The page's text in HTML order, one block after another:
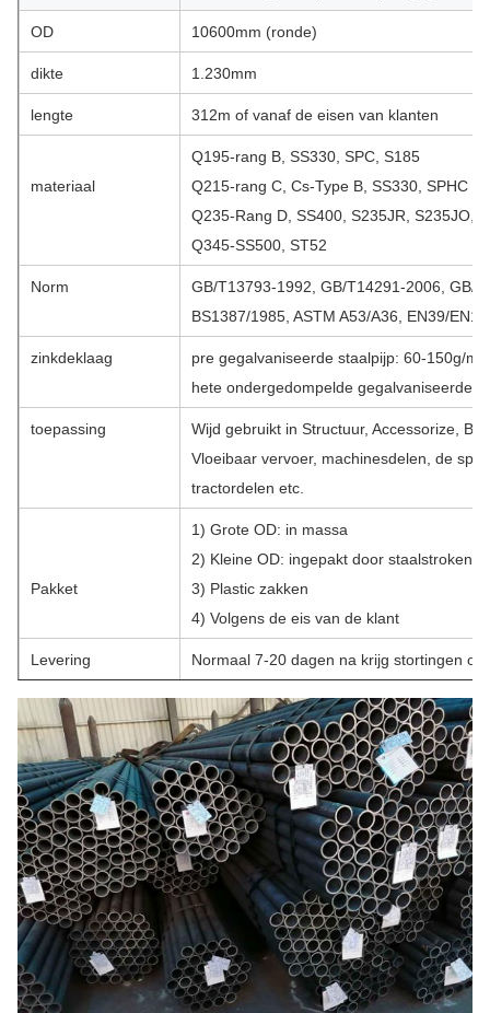
OD 10600mm (ronde)
dikte 1.230mm
lengte 312m of vanaf de eisen van klanten
materiaal
Q195-rang B, SS330, SPC, S185
Q215-rang C, Cs-Type B, SS330, SPHC
Q235-Rang D, SS400, S235JR, S235JO,
Q345-SS500, ST52
Norm
GB/T13793-1992, GB/T14291-2006, GB/
BS1387/1985, ASTM A53/A36, EN39/
zinkdeklaag
pre gegalvaniseerde staalpijp: 60-150g/m2
hete ondergedompelde gegalvaniseerde
toepassing
Wijd gebruikt in Structuur, Accessorize,
Vloeibaar vervoer, machinesdelen, de
tractordelen etc.
Pakket
1) Grote OD: in massa
2) Kleine OD: ingepakt door staalstroken
3) Plastic zakken
4) Volgens de eis van de klant
Levering Normaal 7-20 dagen na krijg stortingen of
Certificatie SGS VAN ISO 9001-2008 BV TUV
voordeel
1. redelijke prijs met uitstekende kwaliteit
2, overvloedige voorraad en snelle levering
3, rijke levering en de uitvoerervaring, de